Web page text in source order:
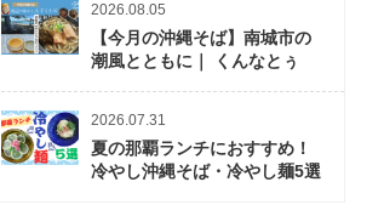
かりゆしビーチ営業
【期間限定】オーシャ
2026.08.05
【今月の沖縄そば】南城市の
潮風とともに｜ くんなとぅ
2026.07.31
夏の那覇ランチにおすすめ！
冷やし沖縄そば・冷やし麺5選